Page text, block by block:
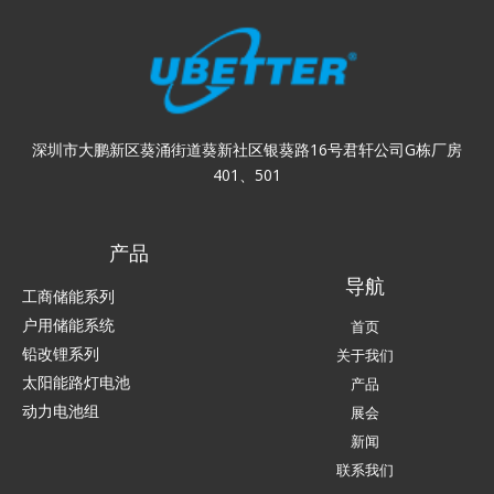
深圳市大鹏新区葵涌街道葵新社区银葵路16号君轩公司G栋厂房
401、501
产品
工商储能系列
户用储能系统
铅改锂系列
太阳能路灯电池
动力电池组
导航
首页
关于我们
产品
展会
新闻
联系我们